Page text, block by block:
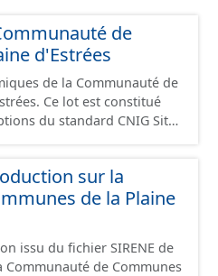
de
d'Estrées
de la Communauté de
Ce lot est constitué
du standard CNIG Sites
sur la
de la Plaine
issu du fichier SIRENE de
de Communes